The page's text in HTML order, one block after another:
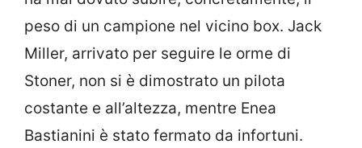
peso di un campione nel vicino box. Jack
Miller, arrivato per seguire le orme di
Stoner, non si è dimostrato un pilota
costante e all’altezza, mentre Enea
Bastianini è stato fermato da infortuni.